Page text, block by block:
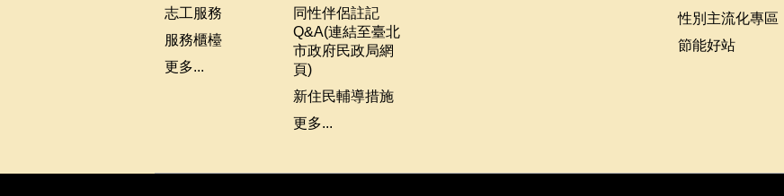
志工服務
服務櫃檯
更多...
同性伴侶註記
Q&A(連結至臺北
市政府民政局網
頁)
新住民輔導措施
更多...
性別主流化專區
節能好站